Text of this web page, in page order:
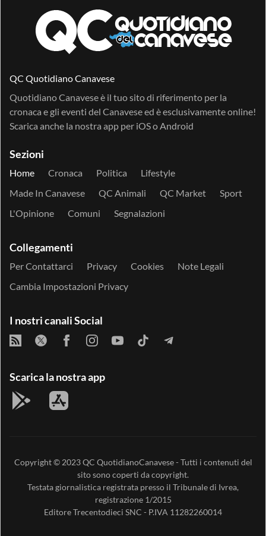
QC Quotidiano Canavese
Quotidiano Canavese è il tuo sito di riferimento per la
cronaca e gli eventi del Canavese ed è esclusivamente online!
Scarica anche la nostra app per iOSoAndroid
Sezioni
Home Cronaca Politica
Lifestyle
Made In Canavese
QC Animali QC Market
Sport
L'Opinione
Comuni Segnalazioni
Collegamenti
Per Contattarci Privacy Cookies
Note Legali
Cambia Impostazioni Privacy
I nostri canali Social
Scarica la nostra app
Copyright © 2023QC QuotidianoCanavese- Tutti i contenuti del
sito sono coperti da copyright.
Testata giornalistica registrata presso il Tribunale di Ivrea,
registrazione 1/2015
EditoreTrecentodieci SNC - P.IVA 11282260014